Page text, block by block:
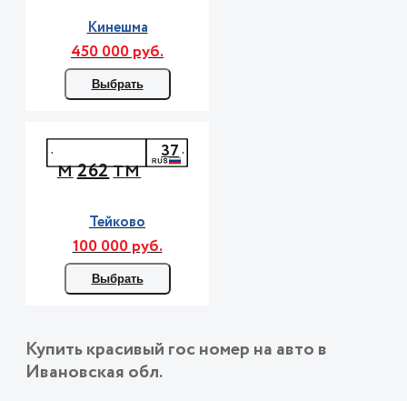
Кинешма
450 000 руб.
Выбрать
М262ТМ
37
Тейково
100 000 руб.
Выбрать
Купить красивый гос номер на авто в
Ивановская обл.